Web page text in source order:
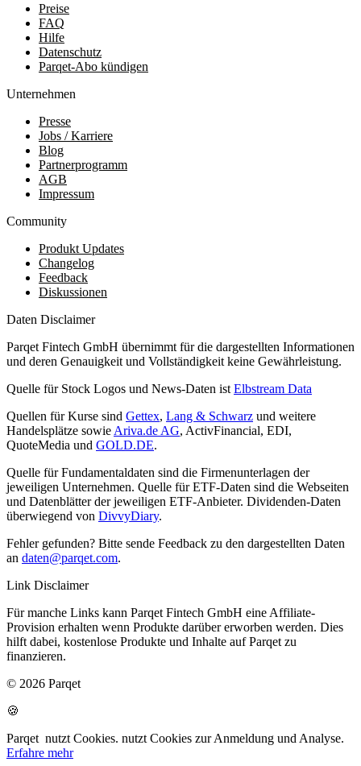
Preise
FAQ
Hilfe
Datenschutz
Parqet-Abo kündigen
Unternehmen
Presse
Jobs / Karriere
Blog
Partnerprogramm
AGB
Impressum
Community
Produkt Updates
Changelog
Feedback
Diskussionen
Daten Disclaimer
Parqet Fintech GmbH übernimmt für die dargestellten Informationen
und deren Genauigkeit und Vollständigkeit keine Gewährleistung.
Quelle für Stock Logos und News-Daten ist Elbstream Data
Quellen für Kurse sind Gettex, Lang & Schwarz und weitere
Handelsplätze sowie Ariva.de AG, ActivFinancial, EDI,
QuoteMedia und GOLD.DE.
Quelle für Fundamentaldaten sind die Firmenunterlagen der
jeweiligen Unternehmen. Quelle für ETF-Daten sind die Webseiten
und Datenblätter der jeweiligen ETF-Anbieter. Dividenden-Daten
überwiegend von DivvyDiary.
Fehler gefunden? Bitte sende Feedback zu den dargestellten Daten
an daten@parqet.com.
Link Disclaimer
Für manche Links kann Parqet Fintech GmbH eine Affiliate-
Provision erhalten wenn Produkte darüber erworben werden. Dies
hilft dabei, kostenlose Produkte und Inhalte auf Parqet zu
finanzieren.
© 2026 Parqet
🍪
Parqet nutzt Cookies. nutzt Cookies zur Anmeldung und Analyse.
Erfahre mehr